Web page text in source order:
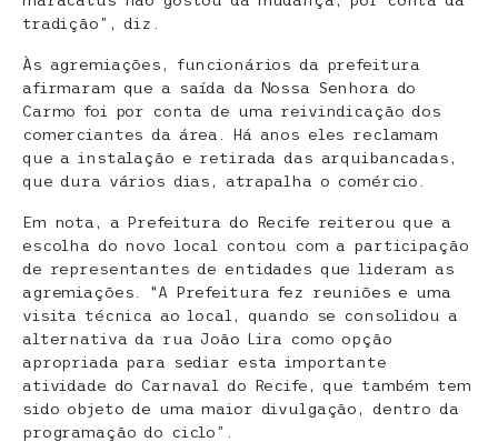
tradição”, diz.
Às agremiações, funcionários da prefeitura
afirmaram que a saída da Nossa Senhora do
Carmo foi por conta de uma reivindicação dos
comerciantes da área. Há anos eles reclamam
que a instalação e retirada das arquibancadas,
que dura vários dias, atrapalha o comércio.
Em nota, a Prefeitura do Recife reiterou que a
escolha do novo local contou com a participação
de representantes de entidades que lideram as
agremiações. “A Prefeitura fez reuniões e uma
visita técnica ao local, quando se consolidou a
alternativa da rua João Lira como opção
apropriada para sediar esta importante
atividade do Carnaval do Recife, que também tem
sido objeto de uma maior divulgação, dentro da
programação do ciclo”.